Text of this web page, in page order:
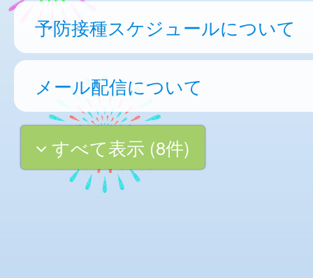
予防接種スケジュールについて
メール配信について
すべて表示 (8件)